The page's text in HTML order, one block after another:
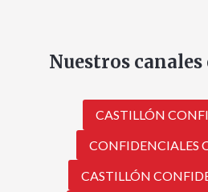
Nuestros canales
CASTILLÓN
CONFIDENCIALES
CASTILLÓN